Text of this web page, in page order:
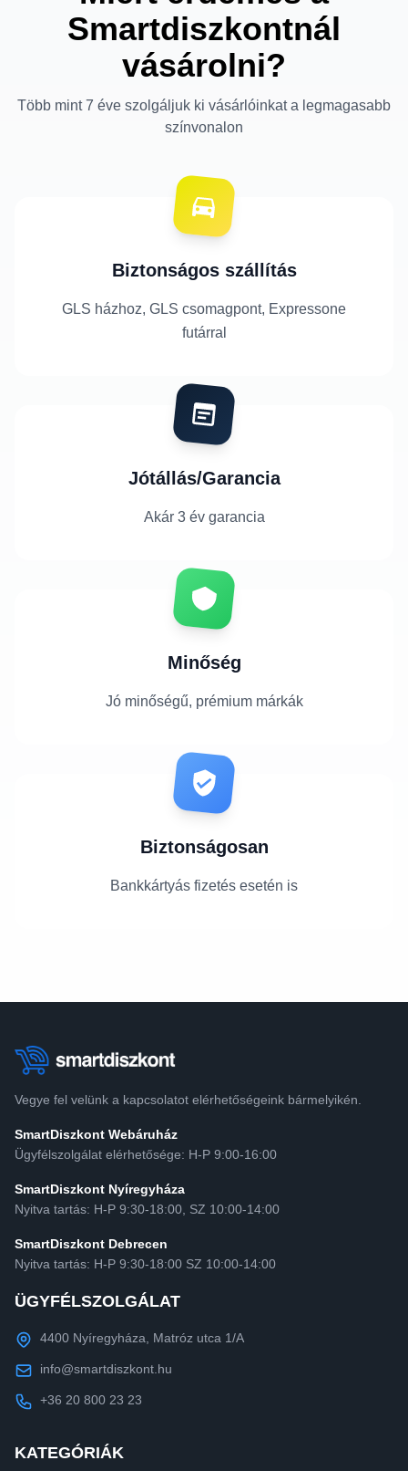
Smartdiszkontnál
vásárolni?
Több mint 7 éve szolgáljuk ki vásárlóinkat a legmagasabb
színvonalon
Biztonságos szállítás
GLS házhoz, GLS csomagpont, Expressone
futárral
Jótállás/Garancia
Akár 3 év garancia
Minőség
Jó minőségű, prémium márkák
Biztonságosan
Bankkártyás fizetés esetén is
Vegye fel velünk a kapcsolatot elérhetőségeink bármelyikén.
SmartDiszkont Webáruház
Ügyfélszolgálat elérhetősége: H-P 9:00-16:00
SmartDiszkont Nyíregyháza
Nyitva tartás: H-P 9:30-18:00, SZ 10:00-14:00
SmartDiszkont Debrecen
Nyitva tartás: H-P 9:30-18:00 SZ 10:00-14:00
ÜGYFÉLSZOLGÁLAT
4400 Nyíregyháza, Matróz utca 1/A
info@smartdiszkont.hu
+36 20 800 23 23
KATEGÓRIÁK